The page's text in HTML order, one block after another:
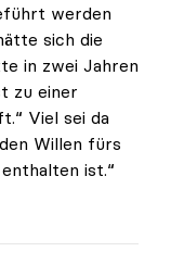
werden
sich die
in zwei Jahren
zu einer
Viel sei da
Willen fürs
ist.“
„Kleinste